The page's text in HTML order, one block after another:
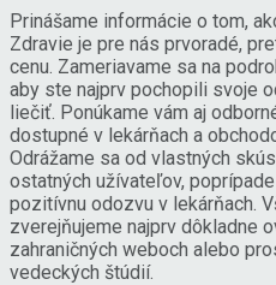
Prinášame informácie o tom,
Zdravie je pre nás prvoradé,
cenu. Zameriavame sa na
aby ste najprv pochopili svoje
liečiť. Ponúkame vám aj
dostupné v lekárňach a
Odrážame sa od vlastných
ostatných užívateľov,
pozitívnu odozvu v lekárňach.
zverejňujeme najprv dôkladne
zahraničných weboch alebo
vedeckých štúdií.